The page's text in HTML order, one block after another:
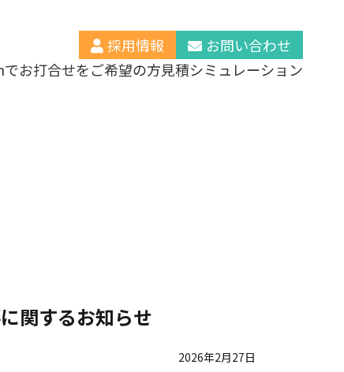
採用情報
お問い合わせ
お打合せをご希望の方見積シミュレーション
関するお知らせ
2026年2月27日